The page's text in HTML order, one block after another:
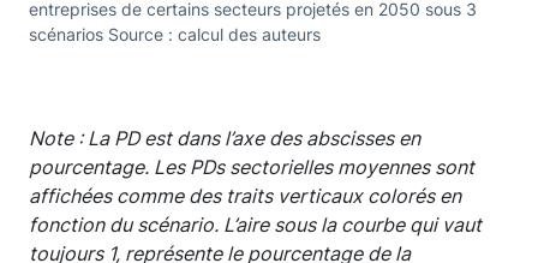
entreprises de certains secteurs projetés en 2050 sous 3
scénarios Source : calcul des auteurs
Note : La PD est dans l’axe des abscisses en
pourcentage. Les PDs sectorielles moyennes sont
affichées comme des traits verticaux colorés en
fonction du scénario. L’aire sous la courbe qui vaut
toujours 1, représente le pourcentage de la